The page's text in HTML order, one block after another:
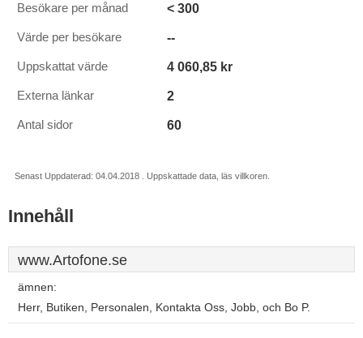
Besökare per månad < 300
Värde per besökare --
Uppskattat värde 4 060,85 kr
Externa länkar 2
Antal sidor 60
Senast Uppdaterad: 04.04.2018 . Uppskattade data, läs villkoren.
Innehåll
www.Artofone.se
ämnen:
Herr, Butiken, Personalen, Kontakta Oss, Jobb, och Bo P.